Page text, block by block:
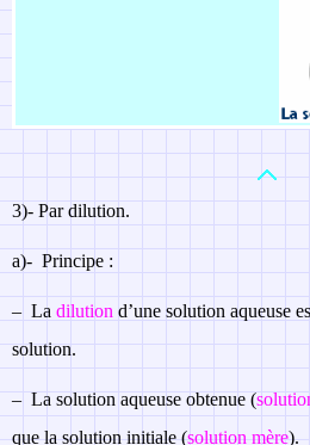
3)- Par dilution.
a)- Principe :
– La dilution d’une solution aqueuse
solution.
– La solution aqueuse obtenue (
que la solution initiale (solution mère).